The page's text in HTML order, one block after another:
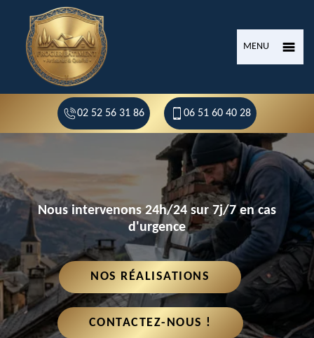
MENU
02 52 56 31 86 06 51 60 40 28
Nous intervenons 24h/24 sur 7j/7 en cas
d'urgence
NOS RÉALISATIONS
CONTACTEZ-NOUS !